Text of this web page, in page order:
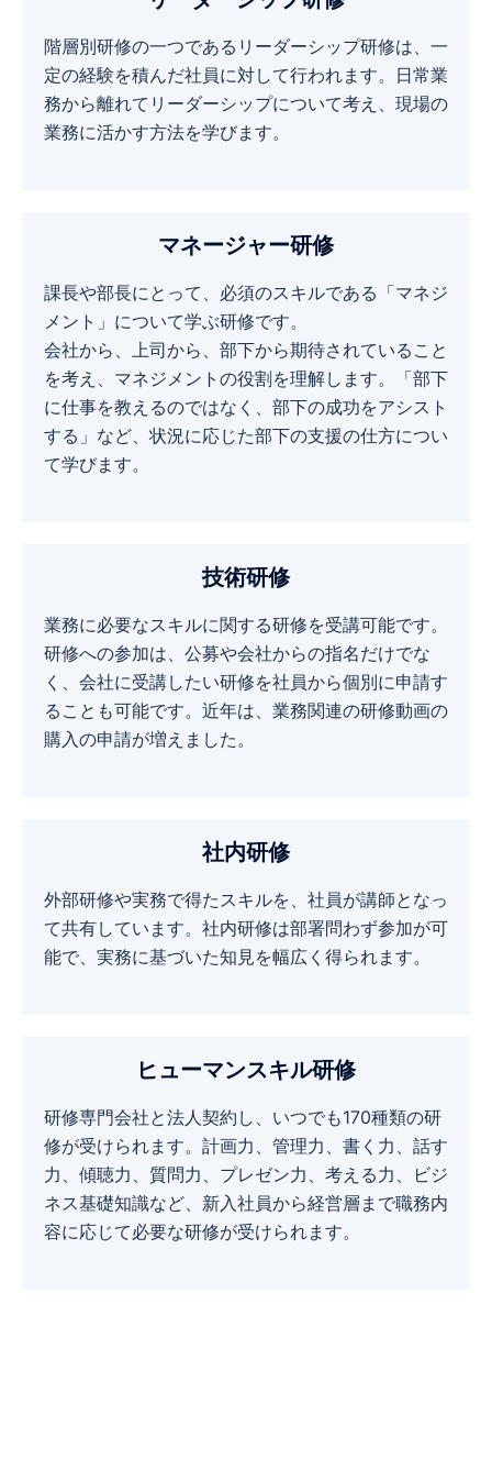
階層別研修の一つであるリーダーシップ研修は、一
定の経験を積んだ社員に対して行われます。日常業
務から離れてリーダーシップについて考え、現場の
業務に活かす方法を学びます。
マネージャー研修
課長や部長にとって、必須のスキルである「マネジ
メント」について学ぶ研修です。
会社から、上司から、部下から期待されていること
を考え、マネジメントの役割を理解します。「部下
に仕事を教えるのではなく、部下の成功をアシスト
する」など、状況に応じた部下の支援の仕方につい
て学びます。
技術研修
業務に必要なスキルに関する研修を受講可能です。
研修への参加は、公募や会社からの指名だけでな
く、会社に受講したい研修を社員から個別に申請す
ることも可能です。近年は、業務関連の研修動画の
購入の申請が増えました。
社内研修
外部研修や実務で得たスキルを、社員が講師となっ
て共有しています。社内研修は部署問わず参加が可
能で、実務に基づいた知見を幅広く得られます。
ヒューマンスキル研修
研修専門会社と法人契約し、いつでも170種類の研
修が受けられます。計画力、管理力、書く力、話す
力、傾聴力、質問力、プレゼン力、考える力、ビジ
ネス基礎知識など、新入社員から経営層まで職務内
容に応じて必要な研修が受けられます。